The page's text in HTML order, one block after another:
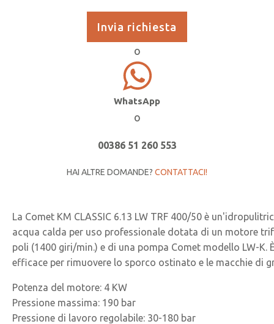
originale attuale
è:
2.850,00 €.
Invia richiesta
o
WhatsApp
o
00386 51 260 553
HAI ALTRE DOMANDE? CONTATTACI!
La Comet KM CLASSIC 6.13 LW TRF 400/50 è
acqua calda per uso professionale dotata di un motore
poli (1400 giri/min.) e di una pompa Comet modello LW-K.
efficace per rimuovere lo sporco ostinato e le macchie di
Potenza del motore: 4 KW
Pressione massima: 190 bar
Pressione di lavoro regolabile: 30-180 bar